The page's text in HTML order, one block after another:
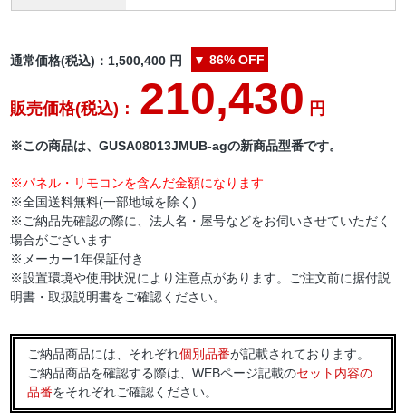
通常価格(税込)： 1,500,400 円 ▼ 86% OFF
販売価格(税込)： 210,430 円
※この商品は、GUSA08013JMUB-agの新商品型番です。
※パネル・リモコンを含んだ金額になります
※全国送料無料(一部地域を除く)
※ご納品先確認の際に、法人名・屋号などをお伺いさせていただく
場合がございます
※メーカー1年保証付き
※設置環境や使用状況により注意点があります。ご注文前に据付説
明書・取扱説明書をご確認ください。
ご納品商品には、それぞれ個別品番が記載されております。
ご納品商品を確認する際は、WEBページ記載のセット内容の
品番をそれぞれご確認ください。